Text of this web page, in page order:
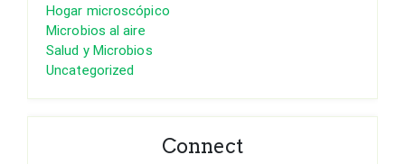
Hogar microscópico
Microbios al aire
Salud y Microbios
Uncategorized
Connect